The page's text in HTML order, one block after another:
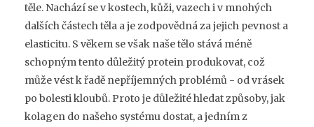
těle. Nachází se v kostech, kůži, vazech i v mnohých
dalších částech těla a je zodpovědná za jejich pevnost a
elasticitu. S věkem se však naše tělo stává méně
schopným tento důležitý protein produkovat, což
může vést k řadě nepříjemných problémů - od vrásek
po bolesti kloubů. Proto je důležité hledat způsoby, jak
kolagen do našeho systému dostat, a jedním z